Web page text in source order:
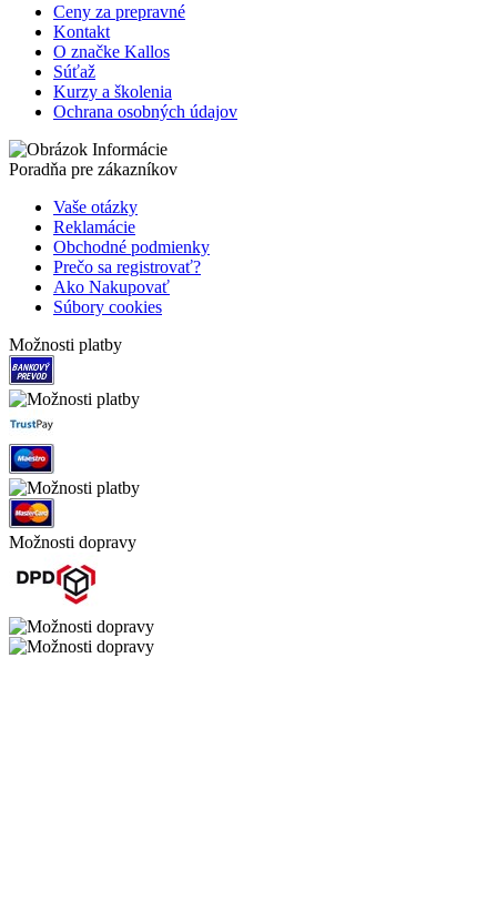
Ceny za prepravné
Kontakt
O značke Kallos
Súťaž
Kurzy a školenia
Ochrana osobných údajov
Poradňa pre zákazníkov
Vaše otázky
Reklamácie
Obchodné podmienky
Prečo sa registrovať?
Ako Nakupovať
Súbory cookies
Možnosti platby
Možnosti dopravy